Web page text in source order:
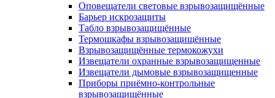
Оповещатели световые взрывозащищённые
Барьер искрозащиты
Табло взрывозащищённые
Термошкафы взрывозащищённые
Взрывозащищённые термокожухи
Извещатели охранные взрывозащищенные
Извещатели дымовые взрывозащищенные
Приборы приёмно-контрольные
взрывозащищённые